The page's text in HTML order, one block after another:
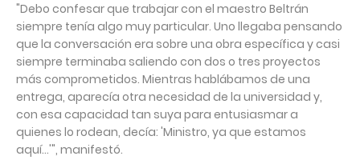
"Debo confesar que trabajar con el maestro Beltrán
siempre tenía algo muy particular. Uno llegaba pensando
que la conversación era sobre una obra específica y casi
siempre terminaba saliendo con dos o tres proyectos
más comprometidos. Mientras hablábamos de una
entrega, aparecía otra necesidad de la universidad y,
con esa capacidad tan suya para entusiasmar a
quienes lo rodean, decía: 'Ministro, ya que estamos
aquí…'", manifestó.